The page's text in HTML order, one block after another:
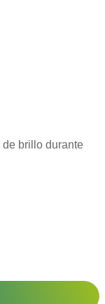
brillo durante